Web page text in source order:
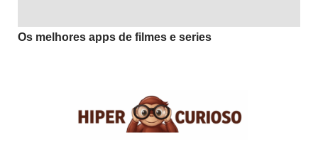
Os melhores apps de filmes e series